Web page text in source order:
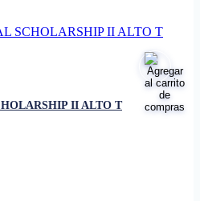
II ALTO T